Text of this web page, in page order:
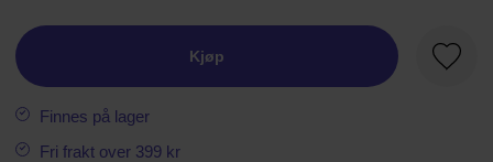
Kjøp
Finnes på lager
Fri frakt over 399 kr